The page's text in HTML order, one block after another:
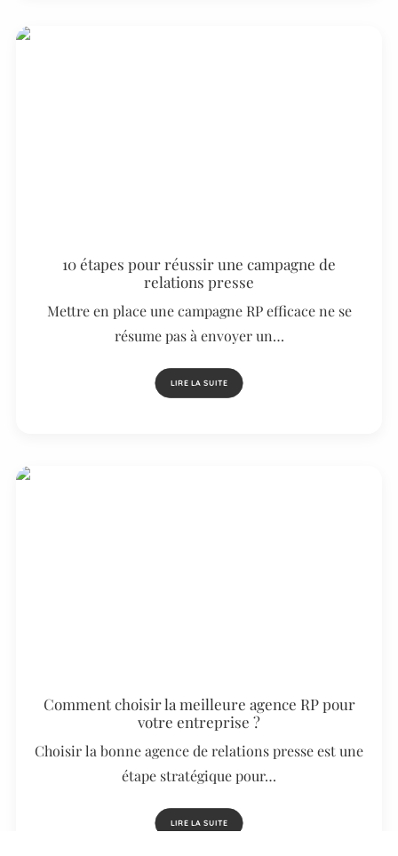
10 étapes pour réussir une campagne de
relations presse
Mettre en place une campagne RP efficace ne se
résume pas à envoyer un…
LIRE LA SUITE
Comment choisir la meilleure agence RP pour
votre entreprise ?
Choisir la bonne agence de relations presse est une
étape stratégique pour…
LIRE LA SUITE